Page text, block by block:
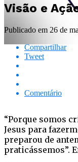
Visão e
Publicado em 26 de
Compartilhar
Tweet
Comentário
“Porque somos
Jesus para
preparou de
praticássemos”.